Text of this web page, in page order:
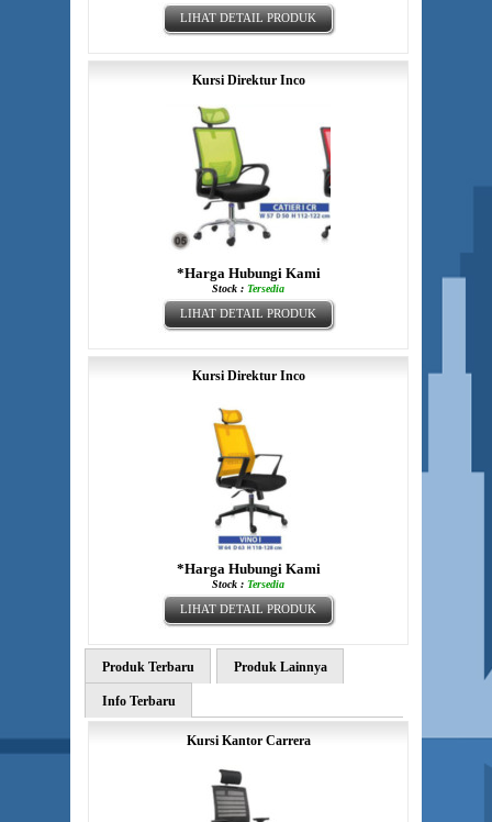
LIHAT DETAIL PRODUK
Kursi Direktur Inco
*Harga Hubungi Kami
Stock : Tersedia
LIHAT DETAIL PRODUK
Kursi Direktur Inco
*Harga Hubungi Kami
Stock : Tersedia
LIHAT DETAIL PRODUK
Produk Terbaru Produk Lainnya
Info Terbaru
Kursi Kantor Carrera